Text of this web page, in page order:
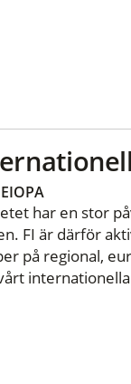
EIOPA
har en stor
FI är därför
på regional,